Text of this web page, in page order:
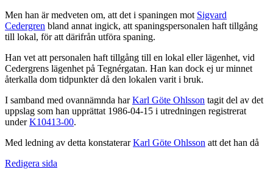
Men han är medveten om, att det i spaningen mot Sigvard
Cedergren bland annat ingick, att spaningspersonalen haft tillgång
till lokal, för att därifrån utföra spaning.
Han vet att personalen haft tillgång till en lokal eller lägenhet, vid
Cedergrens lägenhet på Tegnérgatan. Han kan dock ej ur minnet
återkalla dom tidpunkter då den lokalen varit i bruk.
I samband med ovannämnda harKarl Göte Ohlsson tagit del av det
uppslag som han upprättat 1986-04-15 i utredningen registrerat
underK10413-00.
Med ledning av detta konstaterarKarl Göte Ohlsson att det han då
Redigera sida